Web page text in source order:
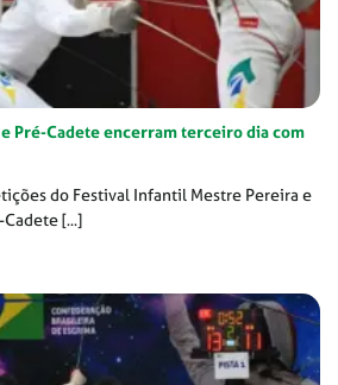
Pré-Cadete encerram terceiro dia com
do Festival Infantil Mestre Pereira e
[...]